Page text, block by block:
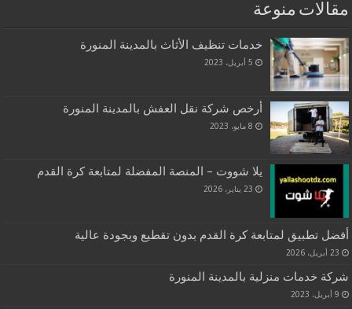
مقالات منوعة
خدمات تنظيف الأثاث بالمدينة المنورة
5 أبريل، 2023
أرخص شركة نقل العفش بالمدينة المنورة
8 مايو، 2023
يلا شووت – المنصة المفضلة لمتابعة كرة القدم
23 يناير، 2026
أفضل تطبيق لمتابعة كرة القدم بدون تقطيع وبجودة عالية
23 أبريل، 2026
شركة خدمات منزلية بالمدينة المنورة
9 أبريل، 2023